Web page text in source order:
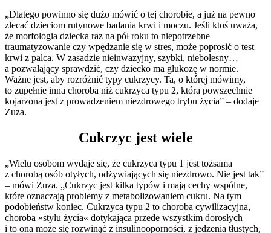
„Dlatego powinno się dużo mówić o tej chorobie, a już na pewno
zlecać dzieciom rutynowe badania krwi i moczu. Jeśli ktoś uważa,
że morfologia dziecka raz na pół roku to niepotrzebne
traumatyzowanie czy wpędzanie się w stres, może poprosić o test
krwi z palca. W zasadzie nieinwazyjny, szybki, niebolesny…
a pozwalający sprawdzić, czy dziecko ma glukozę w normie.
Ważne jest, aby rozróżnić typy cukrzycy. Ta, o której mówimy,
to zupełnie inna choroba niż cukrzyca typu 2, która powszechnie
kojarzona jest z prowadzeniem niezdrowego trybu życia” – dodaje
Zuza.
Cukrzyc jest wiele
„Wielu osobom wydaje się, że cukrzyca typu 1 jest tożsama
z chorobą osób otyłych, odżywiających się niezdrowo. Nie jest tak”
– mówi Zuza. „Cukrzyc jest kilka typów i mają cechy wspólne,
które oznaczają problemy z metabolizowaniem cukru. Na tym
podobieństw koniec. Cukrzyca typu 2 to choroba cywilizacyjna,
choroba »stylu życia« dotykająca przede wszystkim dorosłych
i to ona może się rozwinąć z insulinooporności, z jedzenia tłustych,